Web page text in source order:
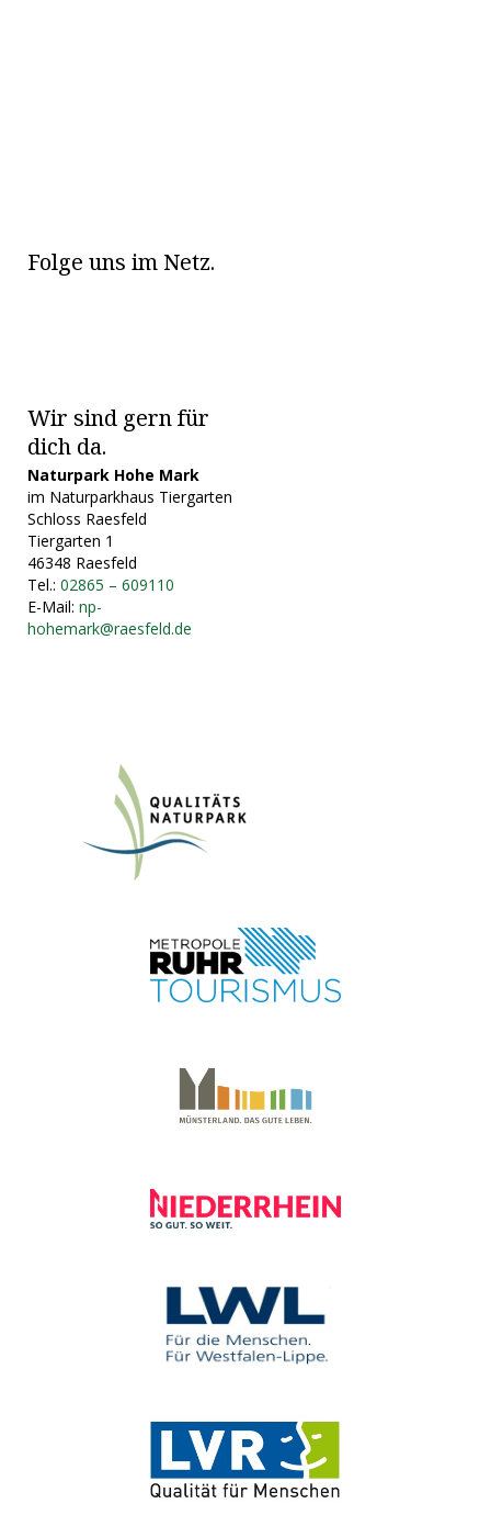
Folge uns im Netz.
Wir sind gern für
dich da.
Naturpark Hohe Mark
im Naturparkhaus Tiergarten
Schloss Raesfeld
Tiergarten 1
46348 Raesfeld
Tel.: 02865 – 609110
E-Mail: np-
hohemark@raesfeld.de